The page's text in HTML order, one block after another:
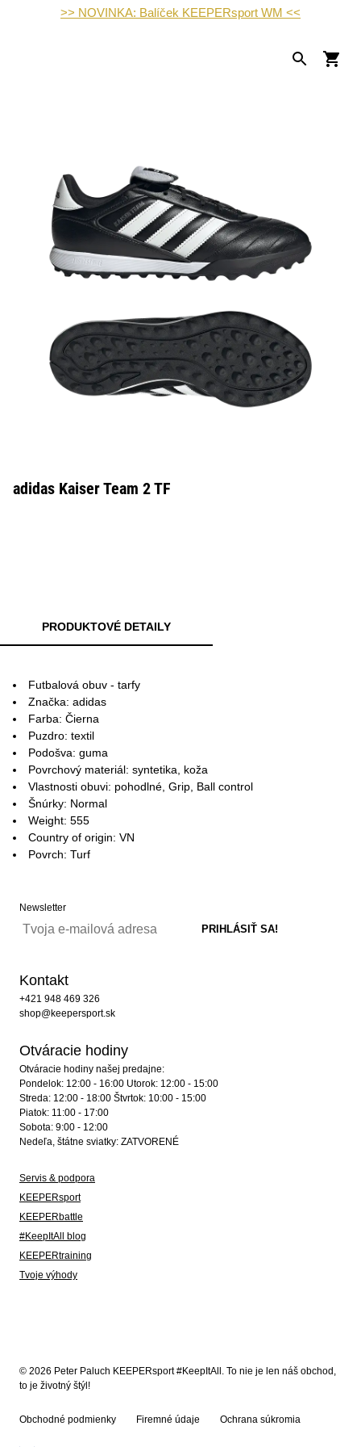
>> NOVINKA: Balíček KEEPERsport WM <<
adidas Kaiser Team 2 TF
PRODUKTOVÉ DETAILY
Futbalová obuv - tarfy
Značka: adidas
Farba: Čierna
Puzdro: textil
Podošva: guma
Povrchový materiál: syntetika, koža
Vlastnosti obuvi: pohodlné, Grip, Ball control
Šnúrky: Normal
Weight: 555
Country of origin: VN
Povrch: Turf
Newsletter
Kontakt
+421 948 469 326
shop@keepersport.sk
Otváracie hodiny
Otváracie hodiny našej predajne:
Pondelok: 12:00 - 16:00 Utorok: 12:00 - 15:00
Streda: 12:00 - 18:00 Štvrtok: 10:00 - 15:00
Piatok: 11:00 - 17:00
Sobota: 9:00 - 12:00
Nedeľa, štátne sviatky: ZATVORENÉ
Servis & podpora
KEEPERsport
KEEPERbattle
#KeepItAll blog
KEEPERtraining
Tvoje výhody
© 2026 Peter Paluch KEEPERsport #KeepItAll. To nie je len náš obchod,
to je životný štýl!
Obchodné podmienky Firemné údaje Ochrana súkromia